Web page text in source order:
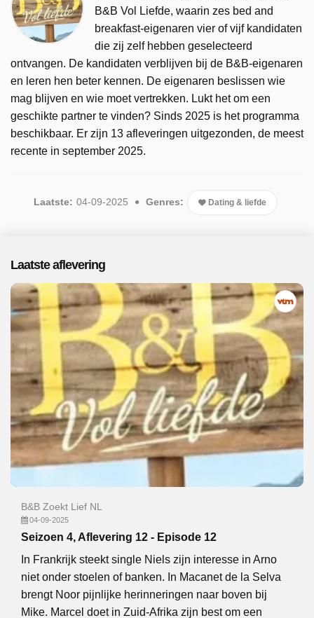
B&B Vol Liefde, waarin zes bed and
breakfast-eigenaren vier of vijf kandidaten
die zij zelf hebben geselecteerd
ontvangen. De kandidaten verblijven bij de B&B-eigenaren
en leren hen beter kennen. De eigenaren beslissen wie
mag blijven en wie moet vertrekken. Lukt het om een
geschikte partner te vinden? Sinds 2025 is het programma
beschikbaar. Er zijn 13 afleveringen uitgezonden, de meest
recente in september 2025.
Laatste: 04-09-2025 Genres: Dating & liefde
Laatste aflevering
B&B Zoekt Lief NL
04-09-2025
Seizoen 4, Aflevering 12 - Episode 12
In Frankrijk steekt single Niels zijn interesse in Arno
niet onder stoelen of banken. In Macanet de la Selva
brengt Noor pijnlijke herinneringen naar boven bij
Mike. Marcel doet in Zuid-Afrika zijn best om een